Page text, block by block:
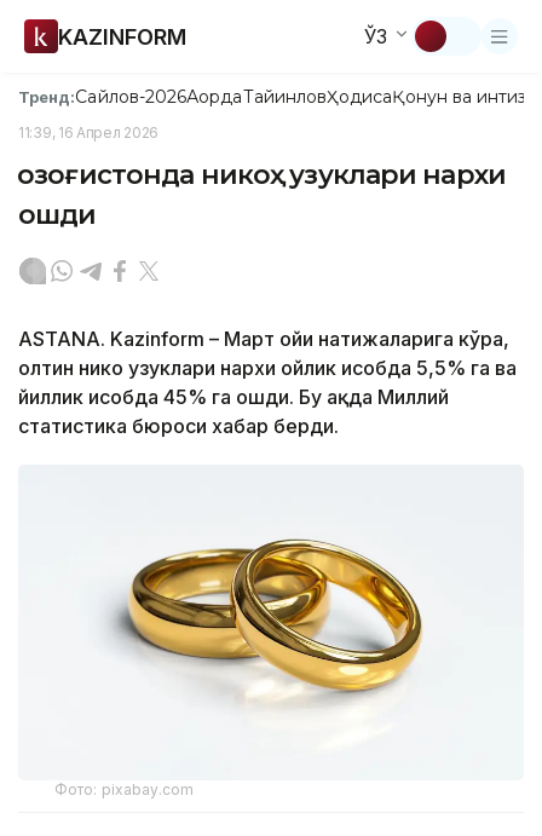
KAZINFORM ЎЗ
Тренд:Сайлов-2026АқордаТайинловҲодисаҚонун ва
11:39, 16 Апрел 2026
Қозоғистонда никоҳ узуклари нархи
ошди
ASTANA. Kazinform – Март ойи натижаларига кўра,
олтин никоҳ узуклари нархи ойлик ҳисобда 5,5% га ва
йиллик ҳисобда 45% га ошди. Бу ҳақда Миллий
статистика бюроси хабар берди.
Фото: pixabay.com